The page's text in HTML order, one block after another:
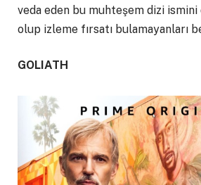
veda eden bu muhteşem dizi ismini
olup izleme fırsatı bulamayanları
GOLIATH